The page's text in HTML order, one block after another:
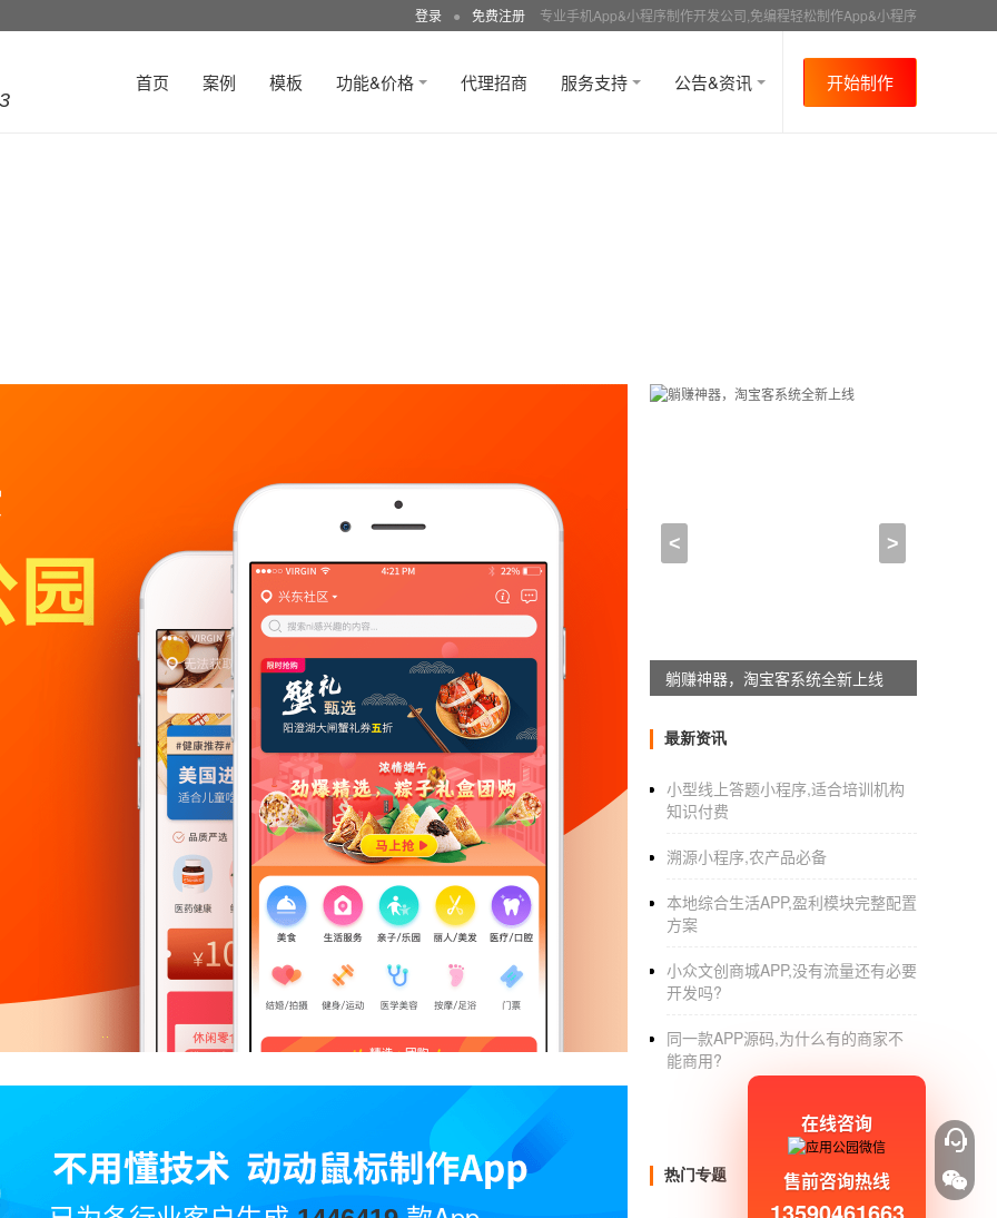
登录 ● 免费注册 专业手机App&小程序制作开发公司,免编程轻松制作App&小程序
首页 案例 模板 功能&价格 代理招商 服务支持 公告&资讯 开始制作
2021-04-14 18:15:00
林芝APP公司谈软件开发管理的注意问题
合理进行软件开发管理，减少开发后期的工
尤其是针对性满足受众群体需求，就要合理
1、软件操作要更便捷灵活
软件操作体验要更加灵活，避免太过复杂的
琐容易出错的情况，这会直接影响到软件系
有一定的影响，建议在软件开发管理时要了解
林芝做APP的公司哪家好、林芝软件公司有哪
林芝软件开发公司指出合理控制软件开发定制
能凸显出软件定制的专业性，综合来看还能保
3、必须保证软件系统安全性
大用户的使用体验，必须要合理进行针对性
大用户在使用时感觉特别纠结，大家要注意这
以上就是针对林芝APP软件开发管理的注意
< >
躺赚神器，淘宝客系统全新上线
最新资讯
小型线上答题小程序,适合培训机构
知识付费
溯源小程序,农产品必备
本地综合生活APP,盈利模块完整配置
方案
小众文创商城APP,没有流量还有必要
开发吗?
同一款APP源码,为什么有的商家不
能商用?
热门专题
在线咨询
售前咨询热线
13590461663